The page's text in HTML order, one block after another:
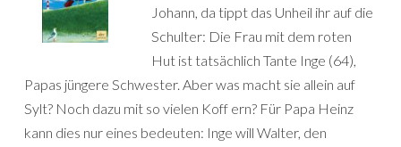
Johann, da tippt das Unheil ihr auf die
Schulter: Die Frau mit dem roten
Hut ist tatsächlich Tante Inge (64),
Papas jüngere Schwester. Aber was macht sie allein auf
Sylt? Noch dazu mit so vielen Koff ern? Für Papa Heinz
kann dies nur eines bedeuten: Inge will Walter, den